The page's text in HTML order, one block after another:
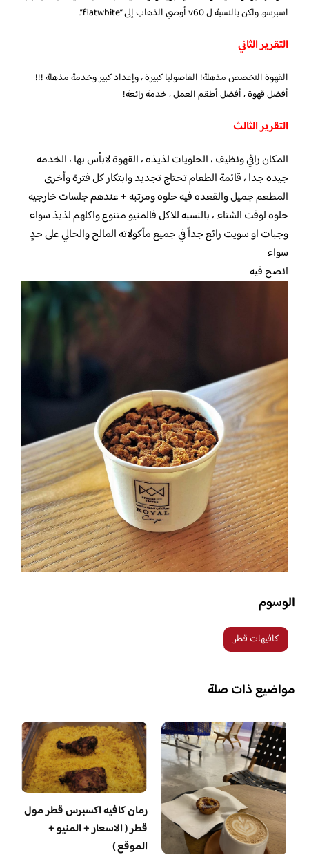
اسبرسو. ولكن بالنسبة ل v60 أوصي الذهاب إلى “flatwhite”.
التقرير الثاني
القهوة التخصص مذهلة! الفاصوليا كبيرة ، وإعداد كبير وخدمة مذهلة !!!
أفضل قهوة ، أفضل أطقم العمل ، خدمة رائعة!
التقرير الثالث
المكان راقي ونظيف ، الحلويات لذيذه ، القهوة لابأس بها ، الخدمه
جيده جدا ، قائمة الطعام تحتاج تجديد وابتكار كل فترة وأخرى
المطعم جميل والقعده فيه حلوه ومرتبه + عندهم جلسات خارجيه
حلوه لوقت الشتاء ، بالنسبه للاكل فالمنيو متنوع واكلهم لذيذ سواء
وجبات او سويت رائع جداً في جميع مأكولاته المالح والحالي على حدٍ
سواء
انصح فيه
الوسوم
كافيهات قطر
مواضيع ذات صلة
رمان كافيه اكسبرس قطر مول
قطر ( الاسعار + المنيو +
الموقع )